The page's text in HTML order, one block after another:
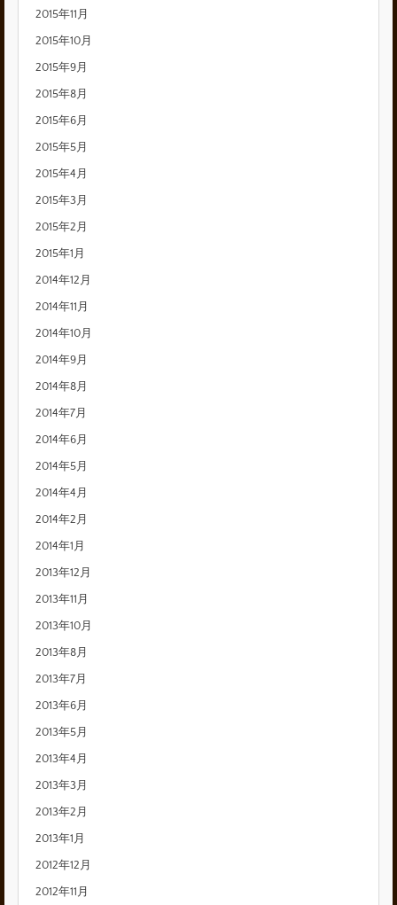
2015年11月
2015年10月
2015年9月
2015年8月
2015年6月
2015年5月
2015年4月
2015年3月
2015年2月
2015年1月
2014年12月
2014年11月
2014年10月
2014年9月
2014年8月
2014年7月
2014年6月
2014年5月
2014年4月
2014年2月
2014年1月
2013年12月
2013年11月
2013年10月
2013年8月
2013年7月
2013年6月
2013年5月
2013年4月
2013年3月
2013年2月
2013年1月
2012年12月
2012年11月